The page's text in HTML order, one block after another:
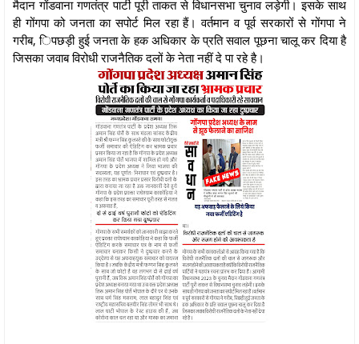
मैदान गोंडवाना गणतंत्र पार्टी पूरी ताकत से विधानसभा चुनाव लड़ेगी। इसके साथ
ही गोंगपा को जनता का सपोर्ट मिल रहा हैं। वर्तमान व पूर्व सरकारों से गोंगपा ने
गरीब, िपछड़ी हुई जनता के हक अधिकार के प्रति सवाल पूछना चालू कर दिया है
जिसका जवाब विरोधी राजनैतिक दलों के नेता नहीं दे पा रहे है।